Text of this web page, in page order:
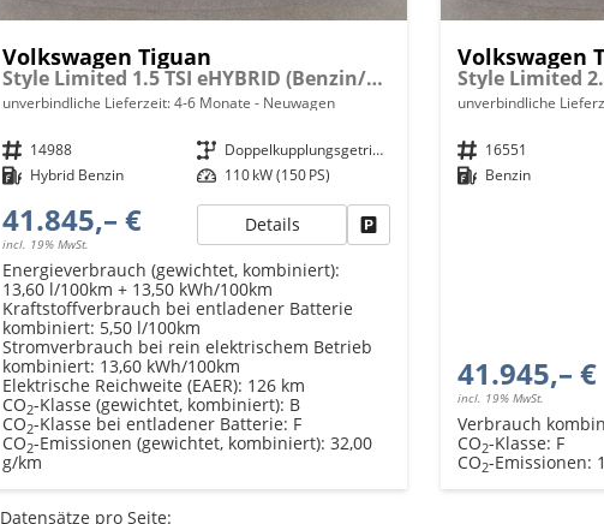
Volkswagen Tiguan
Style Limited 1.5 TSI eHYBRID (Benzin/Elektro) 204PS DSG, 18" Alu, LED-Scheinwerfer PLUS, Elektr. Heckklappe, Alarm, Winter-Paket, Keyless, ACC, Park Assist, Kamera, Digital Cockpit, Radio Ready2Discover 12,9", 3-Z-Climatronic, Akustik-Paket, Privacy
unverbindliche Lieferzeit: 4-6 Monate Neuwagen
Fahrzeugnr. 14988 Getriebe
Doppelkupplungsgetriebe (DSG)
Kraftstoff Hybrid Benzin Leistung 110 kW (150 PS)
41.845,– €
incl. 19% MwSt.
Details
Energieverbrauch (gewichtet, kombiniert):
13,60 l/100km + 13,50 kWh/100km
Kraftstoffverbrauch bei entladener Batterie
kombiniert: 5,50 l/100km
Stromverbrauch bei rein elektrischem Betrieb
kombiniert: 13,60 kWh/100km
Elektrische Reichweite (EAER): 126 km
CO2-Klasse (gewichtet, kombiniert): B
CO2-Klasse bei entladener Batterie: F
CO2-Emissionen (gewichtet, kombiniert): 32,00
g/km
Volkswagen
unverbindliche
Fahrzeugnr. 16551
Kraftstoff Benzin
41.945,– €
incl. 19% MwSt.
Verbrauch
CO2-Klasse: F
CO2-Emissionen:
Datensätze pro Seite: